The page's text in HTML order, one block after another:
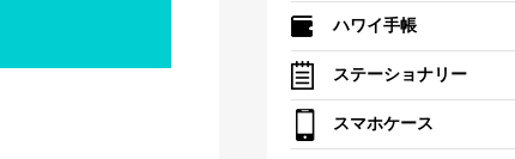
ハワイ手帳
ステーショナリー
スマホケース